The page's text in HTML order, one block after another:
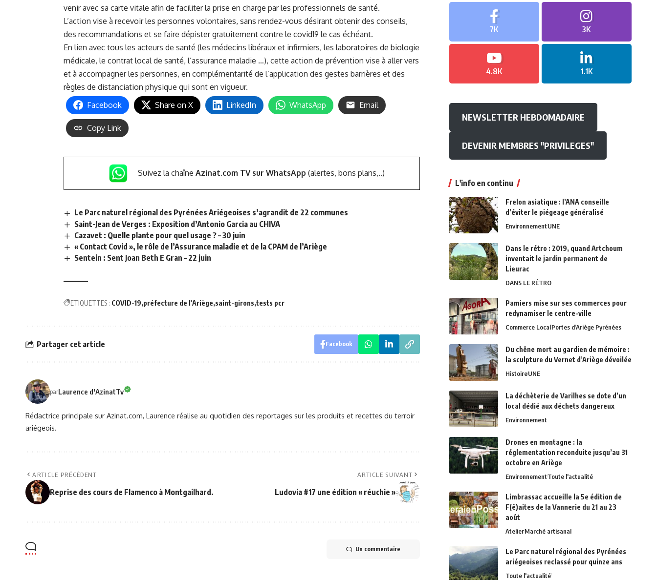
venir avec sa carte vitale afin de faciliter la prise en charge par les professionnels de santé.
L’action vise à recevoir les personnes volontaires, sans rendez-vous désirant obtenir des conseils,
des recommandations et se faire dépister gratuitement contre le covid19 le cas échéant.
En lien avec tous les acteurs de santé (les médecins libéraux et infirmiers, les laboratoires de biologie
médicale, le contrat local de santé, l’assurance maladie …), cette action de prévention vise à aller vers
et à accompagner les personnes, en complémentarité de l’application des gestes barrières et des
règles de distanciation physique qui sont en vigueur.
Facebook
Share on X LinkedIn WhatsApp Email
Copy Link
Suivez la chaîne Azinat.com TV sur WhatsApp (alertes, bons plans,..)
Le Parc naturel régional des Pyrénées Ariégeoises s’agrandit de 22 communes
Saint-Jean de Verges : Exposition d’Antonio Garcia au CHIVA
Cazavet : Quelle plante pour quel usage ? – 30 juin
« Contact Covid », le rôle de l’Assurance maladie et de la CPAM de l’Ariège
Sentein : Sent Joan Beth E Gran – 22 juin
ETIQUETTES : COVID-19 préfecture de l'Ariège saint-girons tests pcr
Partager cet article Facebook
parLaurence d'AzinatTv
Rédactrice principale sur Azinat.com, Laurence réalise au quotidien des reportages sur les produits et recettes du terroir
ariégeois.
ARTICLE PRÉCÉDENT
Reprise des cours de Flamenco à Montgailhard.
ARTICLE SUIVANT
Ludovia #17 une édition « réuchie »
Un commentaire
7K 3K
4.8K 1.1K
NEWSLETTER HEBDOMADAIRE
DEVENIR MEMBRES "PRIVILEGES"
L'info en continu
Frelon asiatique : l’ANA conseille
d’éviter le piégeage généralisé
EnvironnementUNE
Dans le rétro : 2019, quand Artchoum
inventait le jardin permanent de
Lieurac
DANS LE RÉTRO
Pamiers mise sur ses commerces pour
redynamiser le centre-ville
Commerce LocalPortes d’Ariège Pyrénées
Du chêne mort au gardien de mémoire :
la sculpture du Vernet d’Ariège dévoilée
HistoireUNE
La déchèterie de Varilhes se dote d’un
local dédié aux déchets dangereux
Environnement
Drones en montagne : la
réglementation reconduite jusqu’au 31
octobre en Ariège
EnvironnementToute l'actualité
Limbrassac accueille la 5e édition de
F(ê)aites de la Vannerie du 21 au 23
août
AtelierMarché artisanal
Le Parc naturel régional des Pyrénées
ariégeoises reclassé pour quinze ans
Toute l'actualité